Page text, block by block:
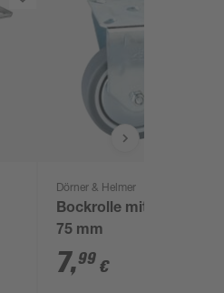
Dörner & Helmer
Bockrolle mit Platte
75 mm
7,99 €